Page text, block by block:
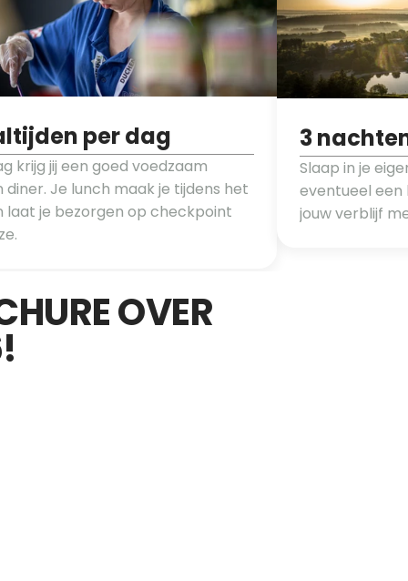
per dag
krijg jij een goed voedzaam
Je lunch maak je tijdens het
laat je bezorgen op checkpoint
3
Slaap in je
eventueel
jouw verblijf
OVER